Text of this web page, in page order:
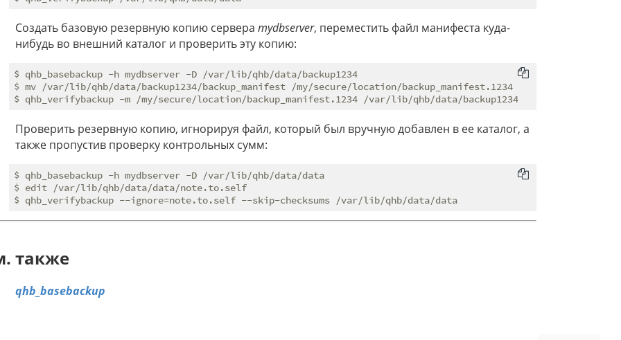
Создать базовую резервную копию сервера mydbserver, переместить файл манифеста куда-
нибудь во внешний каталог и проверить эту копию:
$ qhb_basebackup -h mydbserver -D /var/lib/qhb/data/backup1234
$ mv /var/lib/qhb/data/backup1234/backup_manifest /my/secure/location/backup_manifest.1234
Проверить резервную копию, игнорируя файл, который был вручную добавлен в ее каталог, а
также пропустив проверку контрольных сумм:
$ qhb_basebackup -h mydbserver -D /var/lib/qhb/data/data
$ edit /var/lib/qhb/data/data/note.to.self
также
qhb_basebackup